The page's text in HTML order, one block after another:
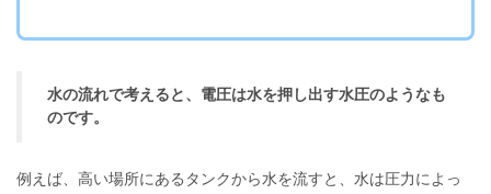
水の流れで考えると、電圧は水を押し出す水圧のようなも
のです。
例えば、高い場所にあるタンクから水を流すと、水は圧力によっ